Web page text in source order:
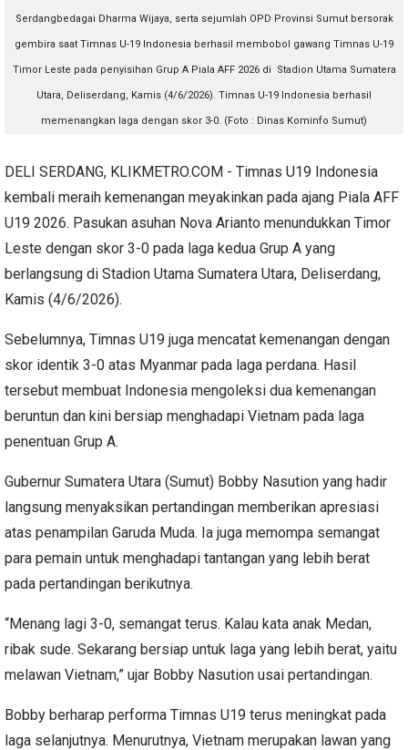
Serdangbedagai Dharma Wijaya, serta sejumlah OPD Provinsi Sumut bersorak
gembira saat Timnas U-19 Indonesia berhasil membobol gawang Timnas U-19
Timor Leste pada penyisihan Grup A Piala AFF 2026 di Stadion Utama Sumatera
Utara, Deliserdang, Kamis (4/6/2026). Timnas U-19 Indonesia berhasil
memenangkan laga dengan skor 3-0. (Foto : Dinas Kominfo Sumut)
DELI SERDANG, KLIKMETRO.COM - Timnas U19 Indonesia
kembali meraih kemenangan meyakinkan pada ajang Piala AFF
U19 2026. Pasukan asuhan Nova Arianto menundukkan Timor
Leste dengan skor 3-0 pada laga kedua Grup A yang
berlangsung di Stadion Utama Sumatera Utara, Deliserdang,
Kamis (4/6/2026).
Sebelumnya, Timnas U19 juga mencatat kemenangan dengan
skor identik 3-0 atas Myanmar pada laga perdana. Hasil
tersebut membuat Indonesia mengoleksi dua kemenangan
beruntun dan kini bersiap menghadapi Vietnam pada laga
penentuan Grup A.
Gubernur Sumatera Utara (Sumut) Bobby Nasution yang hadir
langsung menyaksikan pertandingan memberikan apresiasi
atas penampilan Garuda Muda. Ia juga memompa semangat
para pemain untuk menghadapi tantangan yang lebih berat
pada pertandingan berikutnya.
“Menang lagi 3-0, semangat terus. Kalau kata anak Medan,
ribak sude. Sekarang bersiap untuk laga yang lebih berat, yaitu
melawan Vietnam,” ujar Bobby Nasution usai pertandingan.
Bobby berharap performa Timnas U19 terus meningkat pada
laga selanjutnya. Menurutnya, Vietnam merupakan lawan yang